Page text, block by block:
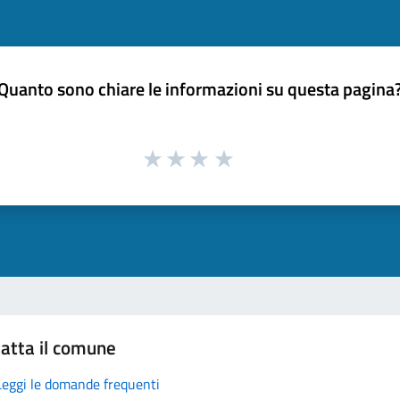
sono chiare le informazioni su questa
il comune
le domande frequenti